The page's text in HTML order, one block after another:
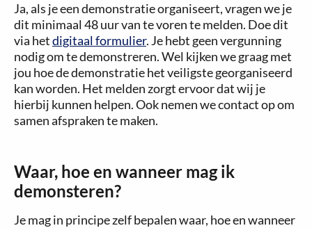
Ja, als je een demonstratie organiseert, vragen we je
dit minimaal 48 uur van te voren te melden. Doe dit
via hetdigitaal formulier. Je hebt geen vergunning
nodig om te demonstreren. Wel kijken we graag met
jou hoe de demonstratie het veiligste georganiseerd
kan worden. Het melden zorgt ervoor dat wij je
hierbij kunnen helpen. Ook nemen we contact op om
samen afspraken te maken.
Waar, hoe en wanneer mag ik
demonsteren?
Je mag in principe zelf bepalen waar, hoe en wanneer